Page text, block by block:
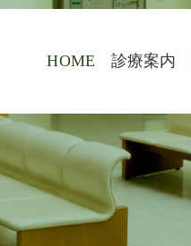
HOME 診療案内